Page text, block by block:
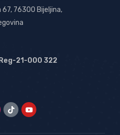
67, 76300 Bijeljina,
21-000 322